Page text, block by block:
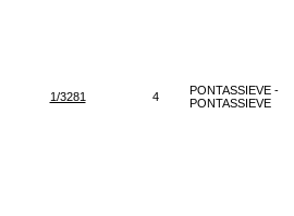
1/3281 4
PONTASSIEVE -
PONTASSIEVE